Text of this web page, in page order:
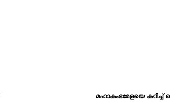
മഹാകുംഭമേളയെ കുറിച്ച്